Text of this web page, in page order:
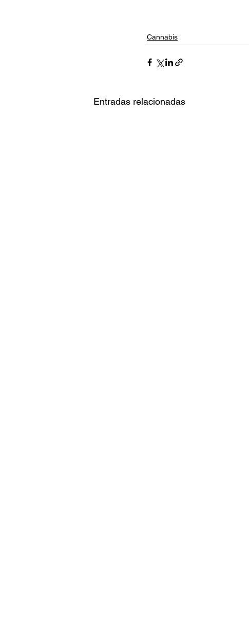
Cannabis
Entradas relacionadas